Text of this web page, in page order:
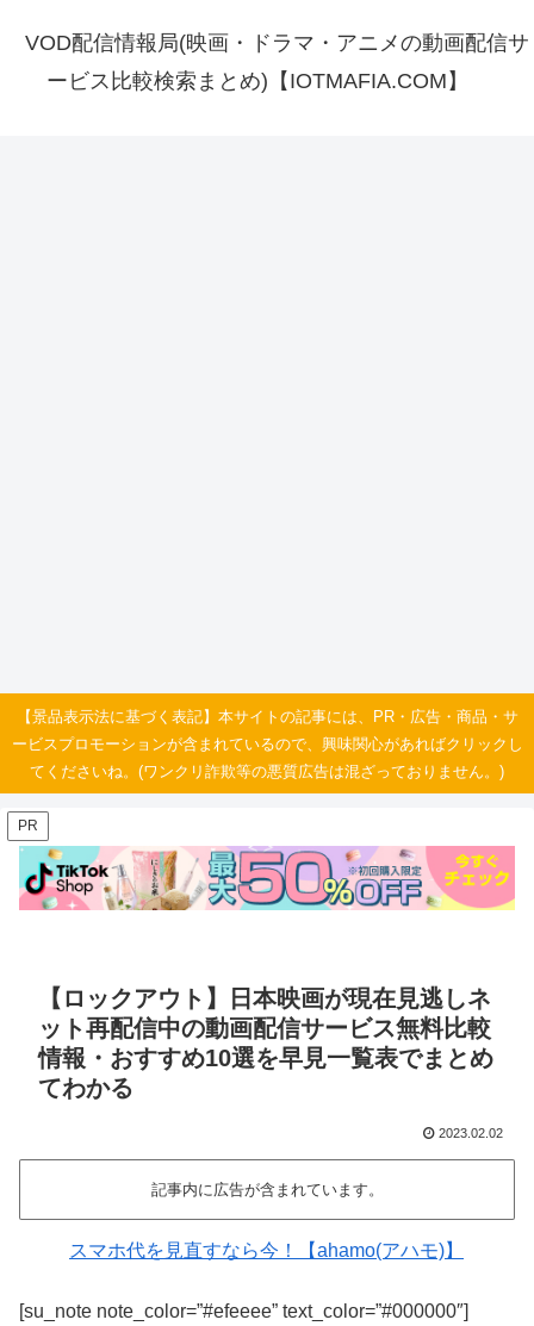
VOD配信情報局(映画・ドラマ・アニメの動画配信サ
ービス比較検索まとめ)【IOTMAFIA.COM】
【景品表示法に基づく表記】本サイトの記事には、PR・広告・商品・サ
ービスプロモーションが含まれているので、興味関心があればクリックし
てくださいね。(ワンクリ詐欺等の悪質広告は混ざっておりません。)
PR
【ロックアウト】日本映画が現在見逃しネ
ット再配信中の動画配信サービス無料比較
情報・おすすめ10選を早見一覧表でまとめ
てわかる
2023.02.02
記事内に広告が含まれています。
スマホ代を見直すなら今！【ahamo(アハモ)】
[su_note note_color=”#efeeee” text_color=”#000000″]